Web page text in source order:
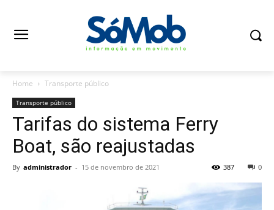
Home Transporte público
Transporte público
Tarifas do sistema Ferry
Boat, são reajustadas
By administrador - 15 de novembro de 2021 0
387